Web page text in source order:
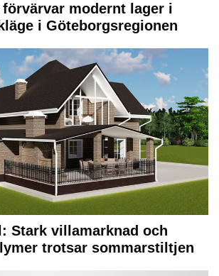
förvärvar modernt lager i
i Göteborgsregionen
Stark villamarknad och
trotsar sommarstiltjen